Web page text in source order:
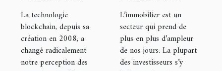
change le
monde de la
finance
La technologie
blockchain, depuis sa
création en 2008, a
changé radicalement
notre perception des
la Loi Pinel
dans le
département
de la Gironde
L’immobilier est un
secteur qui prend de
plus en plus d’ampleur
de nos jours. La plupart
des investisseurs s’y